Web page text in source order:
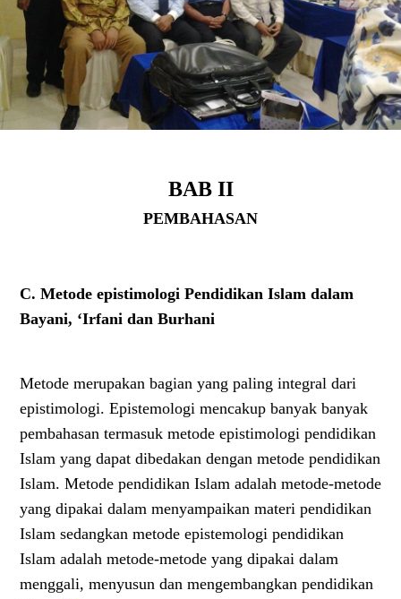
BAB II
PEMBAHASAN
C. Metode epistimologi Pendidikan Islam dalam
Bayani, ‘Irfani dan Burhani
Metode merupakan bagian yang paling integral dari
epistimologi. Epistemologi mencakup banyak banyak
pembahasan termasuk metode epistimologi pendidikan
Islam yang dapat dibedakan dengan metode pendidikan
Islam. Metode pendidikan Islam adalah metode-metode
yang dipakai dalam menyampaikan materi pendidikan
Islam sedangkan metode epistemologi pendidikan
Islam adalah metode-metode yang dipakai dalam
menggali, menyusun dan mengembangkan pendidikan